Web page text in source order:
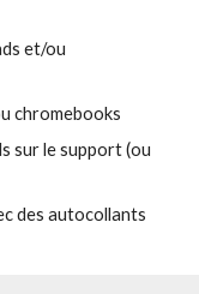
et/ou
chromebooks
sur le support (ou
des autocollants